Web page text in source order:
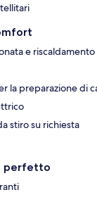
e riscaldamento
la preparazione di
stiro su richiesta
perfetto